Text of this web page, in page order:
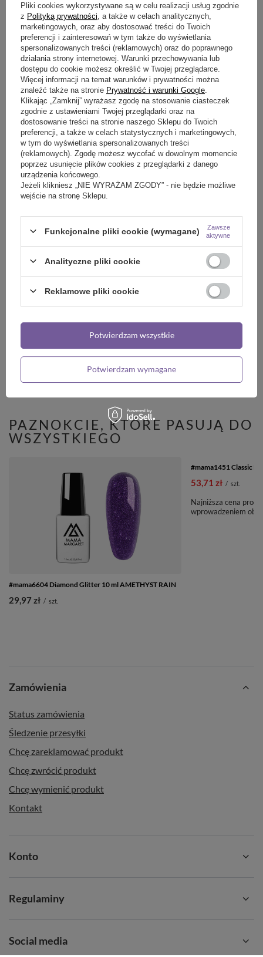
OPIS
SZCZEGÓŁOWE DANE
OPINIE (0)
Potrzebujesz pomocy? Masz pytania?
Zadaj pytanie a my odpowiemy niezwłocznie,
najciekawsze pytania i odpowiedzi publikując
dla innych.
Zadaj pytanie
W JAKI SPOSÓB WZMOCNIĆ
PAZNOKCIE?
#mama6805 CUTICLE REMOVER preparat
zmiękczający skórki 10 ml
#mama6800 ACID
29,97 zł
PAZNOKCIE, KTÓRE PASUJĄ DO
WSZYSTKIEGO
#mama6604 Diamond Glitter 10 ml AMETHYST RAIN
29,97 zł / szt.
#mama1451 Classic
53,71 zł / szt.
Najniższa cena
wprowadzeniem
Zamówienia
Status zamówienia
Śledzenie przesyłki
Chcę zareklamować produkt
Chcę zwrócić produkt
Chcę wymienić produkt
Kontakt
Konto
Regulaminy
Social media
Pliki cookies wykorzystywane są w celu realizacji usług zgodnie
z Polityką prywatności , a także w celach analitycznych,
marketingowych, oraz aby dostosować treści do Twoich
preferencji i zainteresowań w tym także do wyświetlania
spersonalizowanych treści (reklamowych) oraz do poprawnego
działania strony internetowej. Warunki przechowywania lub
dostępu do cookie możesz określić w Twojej przeglądarce.
Więcej informacji na temat warunków i prywatności można
znaleźć także na stronie Prywatność i warunki Google
Klikając „Zamknij” wyrażasz zgodę na stosowanie ciasteczek
zgodnie z ustawieniami Twojej przeglądarki oraz na
dostosowanie treści na stronie naszego Sklepu do Twoich
preferencji, a także w celach statystycznych i marketingowych,
w tym do wyświetlania spersonalizowanych treści
(reklamowych). Zgodę możesz wycofać w dowolnym momencie
poprzez usunięcie plików cookies z przeglądarki z danego
urządzenia końcowego.
Jeżeli klikniesz „NIE WYRAŻAM ZGODY” - nie będzie możliwe
wejście na stronę Sklepu.
Funkcjonalne pliki cookie (wymagane)
Zawsze
aktywne
Analityczne pliki cookie
Reklamowe pliki cookie
Potwierdzam wymagane
Potwierdzam wszystkie